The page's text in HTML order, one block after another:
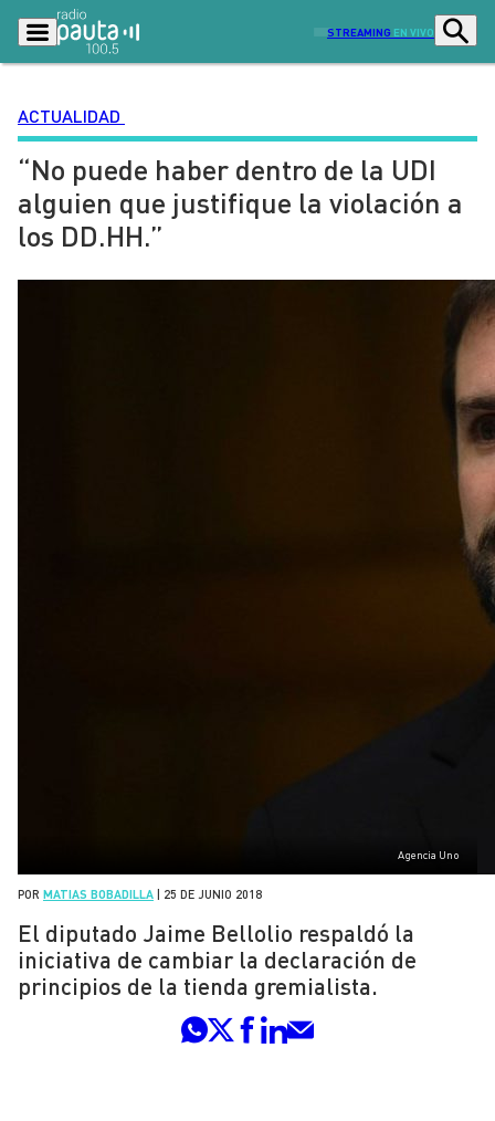
STREAMING EN VIVO
Podcasts Programas
Lo Último Actualidad
Ciudad
Sostenibilidad
Deportes
Señal 2
ACTUALIDAD
“No puede haber dentro de la UDI
alguien que justifique la violación a
los DD.HH.”
Agencia Uno
POR MATIAS BOBADILLA 25 DE JUNIO 2018
El diputado Jaime Bellolio respaldó la
iniciativa de cambiar la declaración de
principios de la tienda gremialista.